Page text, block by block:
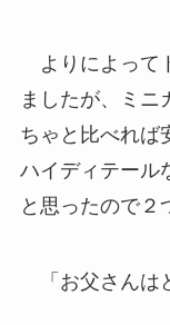
よりによって
ましたが、ミニ
ちゃと比べれば
ハイディテール
と思ったので２
「お父さんは